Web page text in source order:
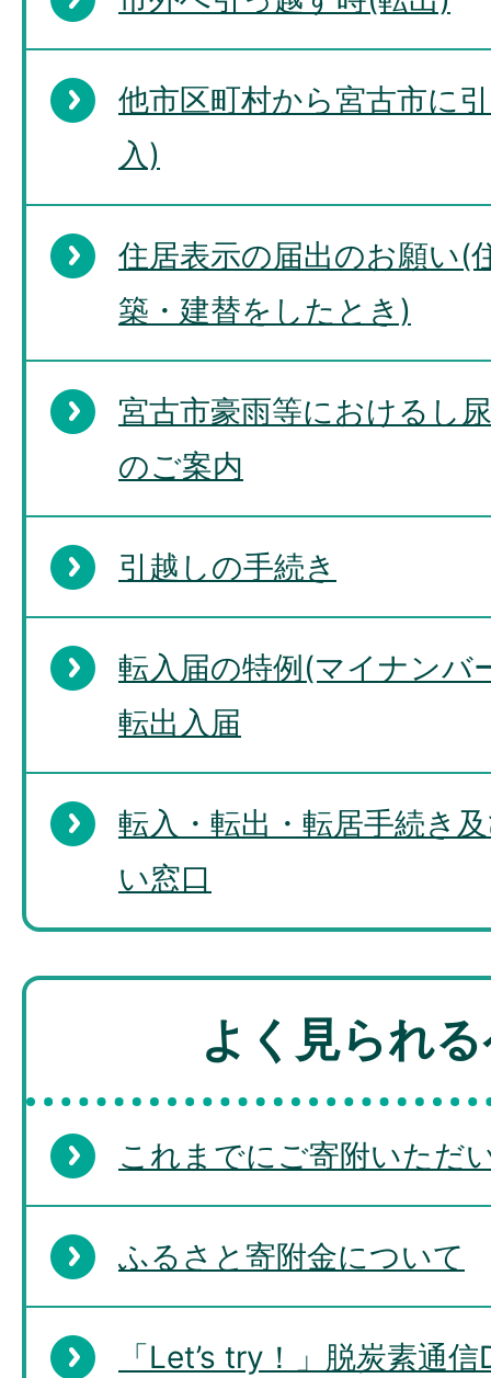
他市区町村から宮古市に
入)
住居表示の届出のお願い(
築・建替をしたとき)
宮古市豪雨等におけるし
のご案内
引越しの手続き
転入届の特例(マイナンバ
転出入届
転入・転出・転居手続き
い窓口
よく見られ
これまでにご寄附いただ
ふるさと寄附金について
「Let’s try！」脱炭素通